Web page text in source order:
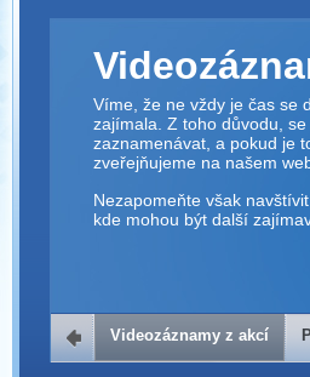
Víme, že ne vždy je čas se
zajímala. Z toho důvodu,
zaznamenávat, a pokud je
zveřejňujeme na našem
Nezapomeňte však
kde mohou být další
Přehrávač
Videozáznamy z akcí